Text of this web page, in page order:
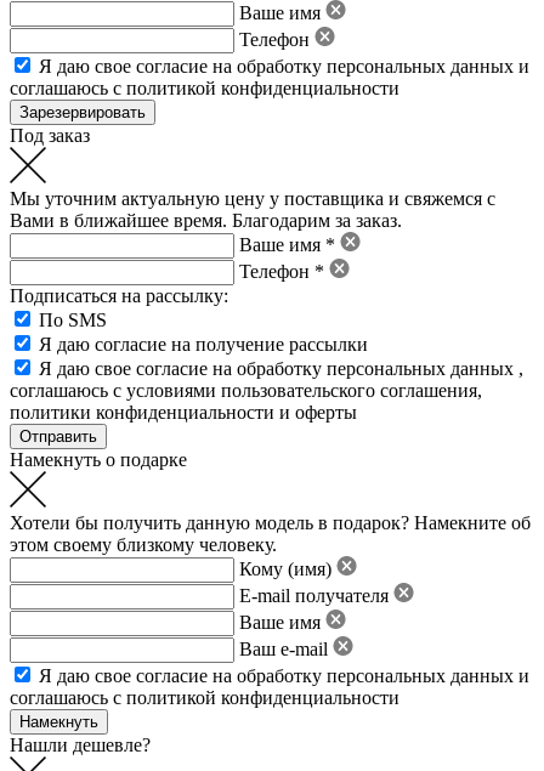
Ваше имя
Телефон
Я даю свое согласие на обработку персональных данных и
соглашаюсь с политикой конфиденциальности
Под заказ
Мы уточним актуальную цену у поставщика и свяжемся с
Вами в ближайшее время. Благодарим за заказ.
Ваше имя *
Телефон *
Подписаться на рассылку:
По SMS
Я даю согласие на получение рассылки
Я даю свое согласие на обработку персональных данных ,
соглашаюсь с условиями пользовательского соглашения,
политики конфиденциальности и оферты
Намекнуть о подарке
Хотели бы получить данную модель в подарок? Намекните об
этом своему близкому человеку.
Кому (имя)
E-mail получателя
Ваше имя
Ваш e-mail
Я даю свое согласие на обработку персональных данных и
соглашаюсь с политикой конфиденциальности
Нашли дешевле?